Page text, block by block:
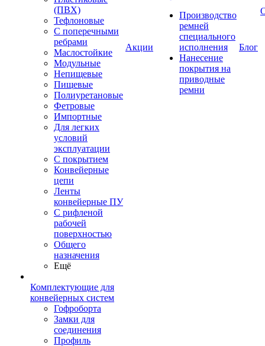
(ПВХ)
Тефлоновые
С поперечными
ребрами
Маслостойкие
Модульные
Непищевые
Пищевые
Полиуретановые
Фетровые
Импортные
Для легких
условий
эксплуатации
С покрытием
Конвейерные
цепи
Ленты
конвейерные ПУ
С рифленой
рабочей
поверхностью
Общего
назначения
Ещё
Комплектующие для
конвейерных систем
Гофроборта
Замки для
соединения
Профиль
Акции
Производство
ремней
специального
исполнения
Нанесение
покрытия на
приводные
ремни
Блог